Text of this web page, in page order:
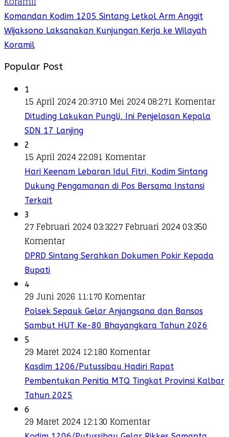
Komandan Kodim 1205 Sintang Letkol Arm Anggit
Wijaksono Laksanakan Kunjungan Kerja ke Wilayah
Koramil
Popular Post
1
15 April 2024 20:3710 Mei 2024 08:271 Komentar
Dituding Lakukan Pungli, Ini Penjelasan Kepala
SDN 17 Lanjing
2
15 April 2024 22:091 Komentar
Hari Keenam Lebaran Idul Fitri, Kodim Sintang
Dukung Pengamanan di Pos Bersama Instansi
Terkait
3
27 Februari 2024 03:3227 Februari 2024 03:350
Komentar
DPRD Sintang Serahkan Dokumen Pokir Kepada
Bupati
4
29 Juni 2026 11:170 Komentar
Polsek Sepauk Gelar Anjangsana dan Bansos
Sambut HUT Ke-80 Bhayangkara Tahun 2026
5
29 Maret 2024 12:180 Komentar
Kasdim 1206/Putussibau Hadiri Rapat
Pembentukan Penitia MTQ Tingkat Provinsi Kalbar
Tahun 2025
6
29 Maret 2024 12:130 Komentar